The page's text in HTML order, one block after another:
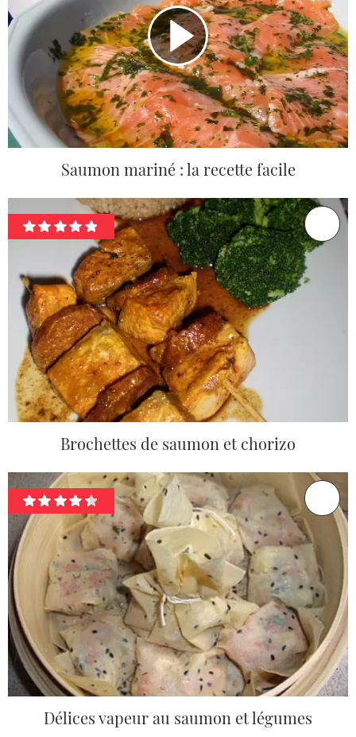
Saumon mariné : la recette facile
Brochettes de saumon et chorizo
Délices vapeur au saumon et légumes